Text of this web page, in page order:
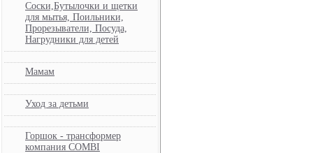
Соски,Бутылочки и щетки
для мытья, Поильники,
Прорезыватели, Посуда,
Нагрудники для детей
Мамам
Уход за детьми
Горшок - трансформер
компания COMBI